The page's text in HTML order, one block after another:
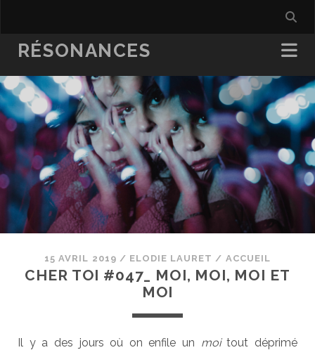
RÉSONANCES
15 AVRIL 2019 / ELODIE LAURET / ACCUEIL
CHER TOI #047_ MOI, MOI, MOI ET
MOI
Il y a des jours où on enfile un moitout déprimé